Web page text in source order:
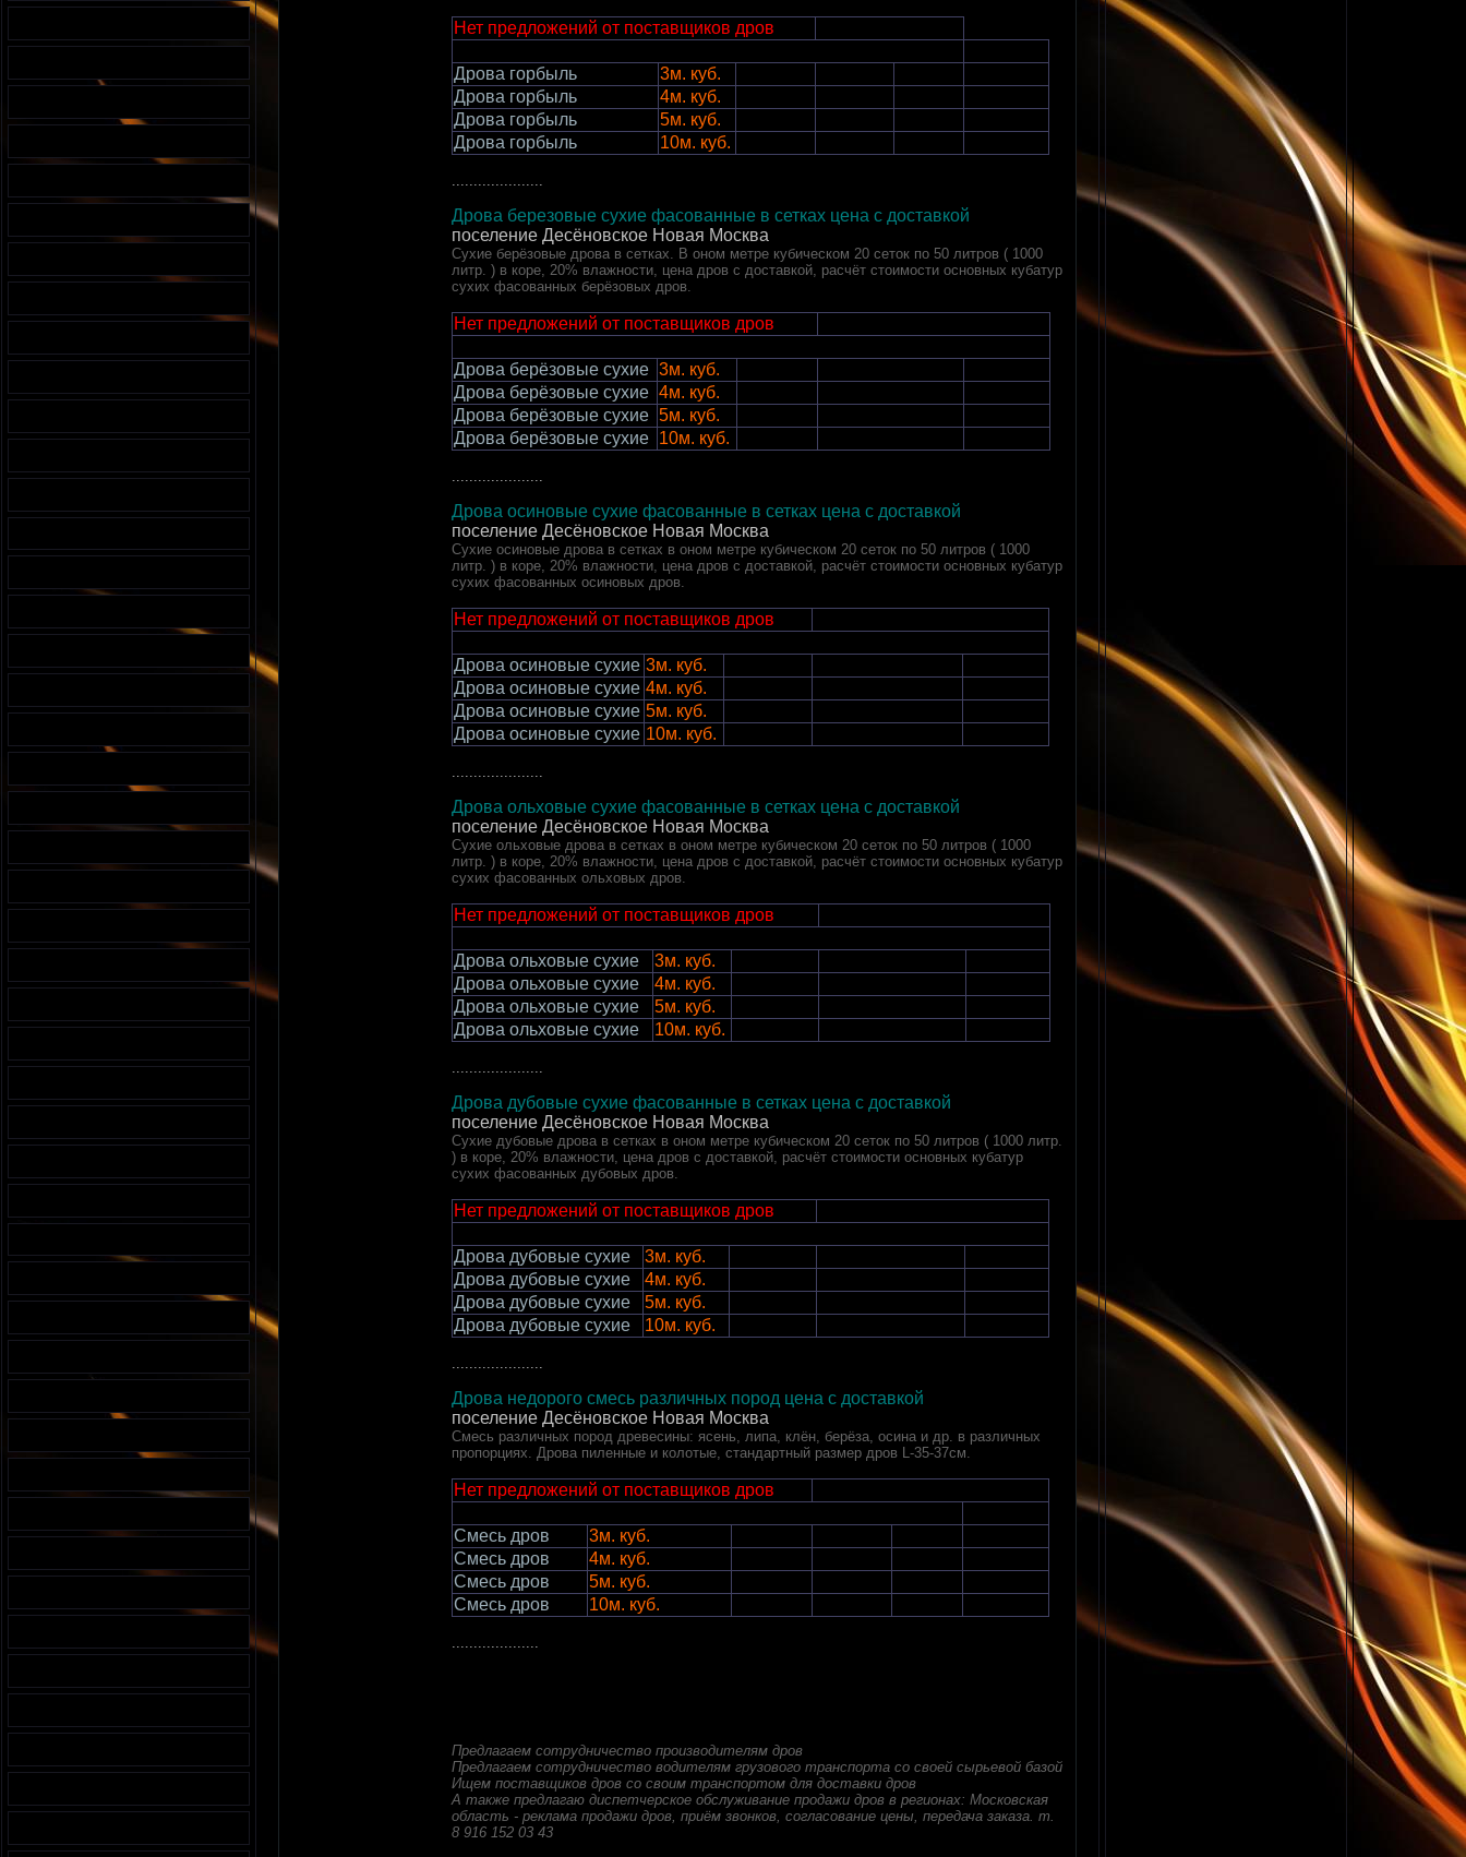
Нет предложений от поставщиков дров
Дрова горбыль
3м. куб.
Дрова горбыль
4м. куб.
Дрова горбыль
5м. куб.
Дрова горбыль
10м. куб.
Дрова березовые сухие фасованные в сетках цена с доставкой
поселение Десёновское Новая Москва
Сухие берёзовые дрова в сетках. В оном метре кубическом 20 сеток по 50 литров ( 1000
литр. ) в коре, 20% влажности, цена дров с доставкой, расчёт стоимости основных кубатур
сухих фасованных берёзовых дров.
Нет предложений от поставщиков дров
Дрова берёзовые сухие 3м. куб.
Дрова берёзовые сухие 4м. куб.
Дрова берёзовые сухие 5м. куб.
Дрова берёзовые сухие 10м. куб.
Дрова осиновые сухие фасованные в сетках цена с доставкой
поселение Десёновское Новая Москва
Сухие осиновые дрова в сетках в оном метре кубическом 20 сеток по 50 литров ( 1000
литр. ) в коре, 20% влажности, цена дров с доставкой, расчёт стоимости основных кубатур
сухих фасованных осиновых дров.
Нет предложений от поставщиков дров
Дрова осиновые сухие 3м. куб.
Дрова осиновые сухие 4м. куб.
Дрова осиновые сухие 5м. куб.
Дрова осиновые сухие 10м. куб.
Дрова ольховые сухие фасованные в сетках цена с доставкой
поселение Десёновское Новая Москва
Сухие ольховые дрова в сетках в оном метре кубическом 20 сеток по 50 литров ( 1000
литр. ) в коре, 20% влажности, цена дров с доставкой, расчёт стоимости основных кубатур
сухих фасованных ольховых дров.
Нет предложений от поставщиков дров
Дрова ольховые сухие
3м. куб.
Дрова ольховые сухие
4м. куб.
Дрова ольховые сухие
5м. куб.
Дрова ольховые сухие
10м. куб.
Дрова дубовые сухие фасованные в сетках цена с доставкой
поселение Десёновское Новая Москва
Сухие дубовые дрова в сетках в оном метре кубическом 20 сеток по 50 литров ( 1000 литр.
) в коре, 20% влажности, цена дров с доставкой, расчёт стоимости основных кубатур
сухих фасованных дубовых дров.
Нет предложений от поставщиков дров
Дрова дубовые сухие
3м. куб.
Дрова дубовые сухие
4м. куб.
Дрова дубовые сухие
5м. куб.
Дрова дубовые сухие
10м. куб.
Дрова недорого смесь различных пород цена с доставкой
поселение Десёновское Новая Москва
Смесь различных пород древесины: ясень, липа, клён, берёза, осина и др. в различных
пропорциях. Дрова пиленные и колотые, стандартный размер дров L-35-37см.
Нет предложений от поставщиков дров
Смесь дров
3м. куб.
Смесь дров
4м. куб.
Смесь дров
5м. куб.
Смесь дров
10м. куб.
Предлагаем сотрудничество производителям дров
Предлагаем сотрудничество водителям грузового транспорта со своей сырьевой базой
Ищем поставщиков дров со своим транспортом для доставки дров
А также предлагаю диспетчерское обслуживание продажи дров в регионах: Московская
область - реклама продажи дров, приём звонков, согласование цены, передача заказа. т.
8 916 152 03 43